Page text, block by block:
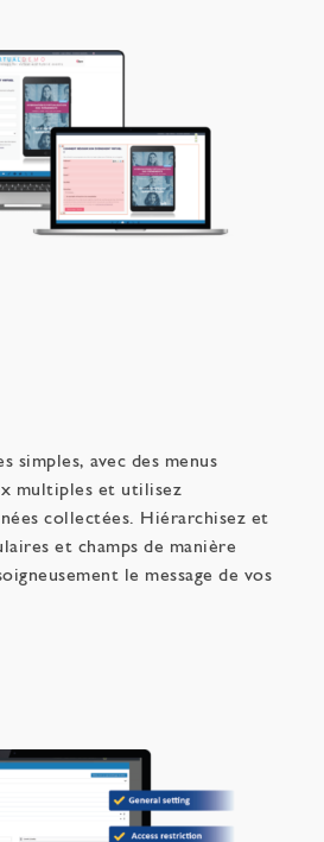
simples, avec des menus
multiples et utilisez
collectées. Hiérarchisez et
et champs de manière
le message de vos